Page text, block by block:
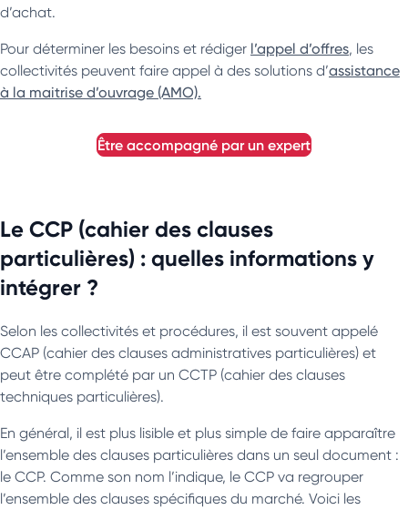
d’achat.
Pour déterminer les besoins et rédiger l’appel d’offres, les
collectivités peuvent faire appel à des solutions d’assistance
à la maitrise d’ouvrage (AMO).
être accompagné par un expert
Le CCP (cahier des clauses
particulières) : quelles informations y
intégrer ?
Selon les collectivités et procédures, il est souvent appelé
CCAP (cahier des clauses administratives particulières) et
peut être complété par un CCTP (cahier des clauses
techniques particulières).
En général, il est plus lisible et plus simple de faire apparaître
l’ensemble des clauses particulières dans un seul document :
le CCP. Comme son nom l’indique, le CCP va regrouper
l’ensemble des clauses spécifiques du marché. Voici les